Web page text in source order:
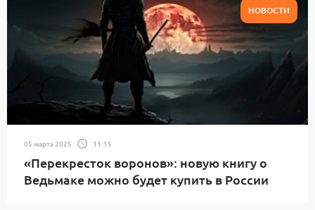
НОВОСТИ
05 марта 2025 11:15
«Перекресток воронов»: новую книгу о
Ведьмаке можно будет купить в России